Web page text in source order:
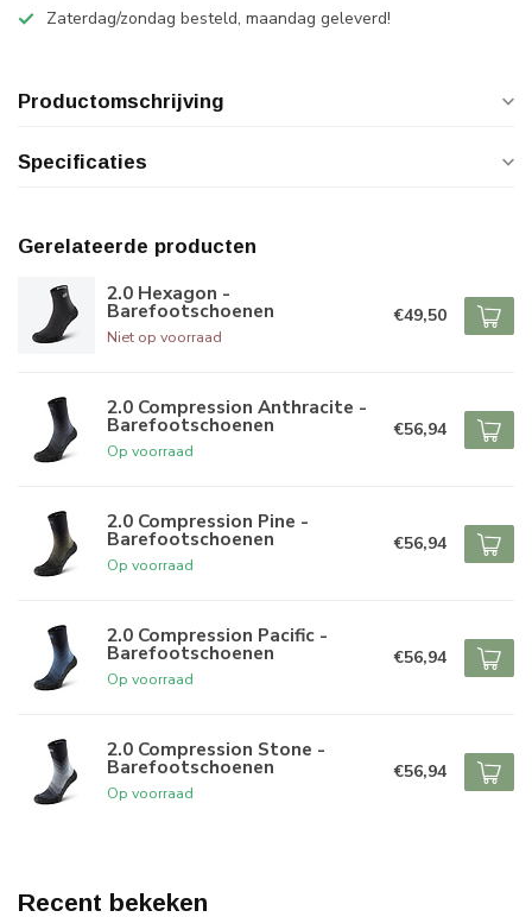
Zaterdag/zondag besteld, maandag geleverd!
Productomschrijving
Specificaties
Gerelateerde producten
2.0 Hexagon -
Barefootschoenen
Niet op voorraad
€49,50
2.0 Compression Anthracite -
Barefootschoenen
Op voorraad
€56,94
2.0 Compression Pine -
Barefootschoenen
Op voorraad
€56,94
2.0 Compression Pacific -
Barefootschoenen
Op voorraad
€56,94
2.0 Compression Stone -
Barefootschoenen
Op voorraad
€56,94
Recent bekeken